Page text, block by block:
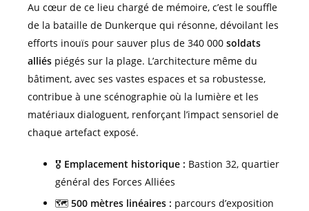
Au cœur de ce lieu chargé de mémoire, c’est le souffle
de la bataille de Dunkerque qui résonne, dévoilant les
efforts inouïs pour sauver plus de 340 000 soldats
alliés piégés sur la plage. L’architecture même du
bâtiment, avec ses vastes espaces et sa robustesse,
contribue à une scénographie où la lumière et les
matériaux dialoguent, renforçant l’impact sensoriel de
chaque artefact exposé.
🎖️ Emplacement historique : Bastion 32, quartier
général des Forces Alliées
🗺️ 500 mètres linéaires : parcours d’exposition